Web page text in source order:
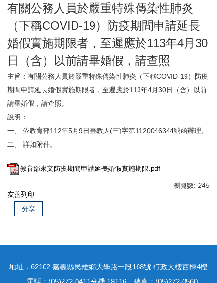
有關公務人員於嚴重特殊傳染性肺炎
（下稱COVID-19）防疫期間申請延長
婚假實施期限者，至遲應於113年4月30
日（含）以前請畢婚假，請查照
主旨：有關公務人員於嚴重特殊傳染性肺炎（下稱COVID-19）防疫
期間申請延長婚假實施期限者，至遲應於113年4月30日（含）以前
請畢婚假，請查照。
說明：
一、 依教育部112年5月9日臺教人(三)字第1120046344號函辦理。
二、 詳如附件。
教育部來文防疫期間申請延長婚假實施期限.pdf
瀏覽數: 245
友善列印
分享
地址：62102 嘉義縣民雄鄉大學路一段168號 行政大樓西棟4樓
｜電話：(05)272-0411分機 18116｜傳真：(05)272-0560